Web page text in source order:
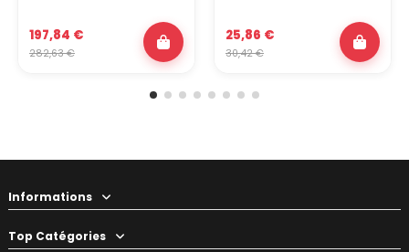
197,84 €
282,63 €
25,86 €
30,42 €
Informations
Top Catégories